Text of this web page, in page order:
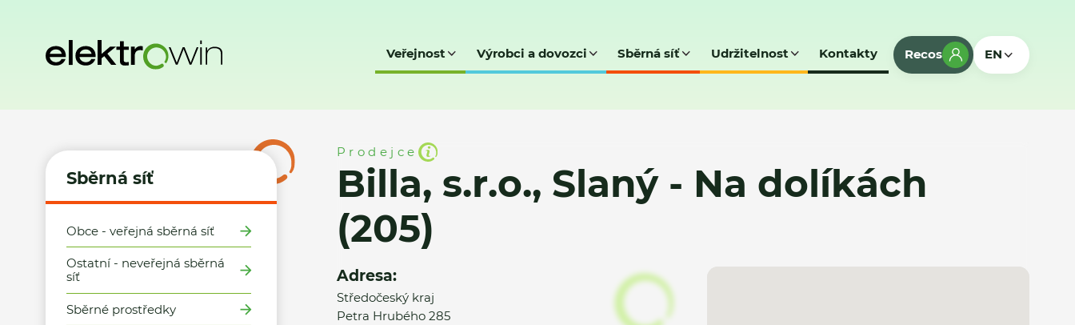
Veřejnost Výrobci a dovozci Sběrná síť Udržitelnost Kontakty Recos EN
Sběrná síť
Obce - veřejná sběrná síť
Ostatní - neveřejná sběrná
síť
Sběrné prostředky
Prodejce
Billa, s.r.o., Slaný - Na dolíkách
(205)
Adresa:
Středočeský kraj
Petra Hrubého 285